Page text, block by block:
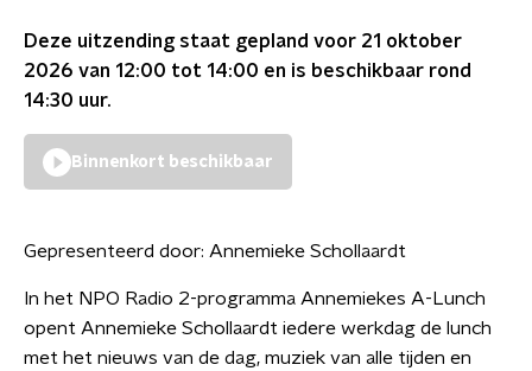
Deze uitzending staat gepland voor 21 oktober
2026 van 12:00 tot 14:00 en is beschikbaar rond
14:30 uur.
Binnenkort beschikbaar
Gepresenteerd door: Annemieke Schollaardt
In het NPO Radio 2-programma Annemiekes A-Lunch
opent Annemieke Schollaardt iedere werkdag de lunch
met het nieuws van de dag, muziek van alle tijden en